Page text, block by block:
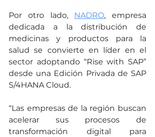
Por otro lado, NADRO, empresa
dedicada a la distribución de
medicinas y productos para la
salud se convierte en líder en el
sector adoptando “Rise with SAP”
desde una Edición Privada de SAP
S/4HANA Cloud.
“Las empresas de la región buscan
acelerar sus procesos de
transformación digital para